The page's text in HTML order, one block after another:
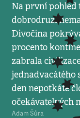
Na první pohled
dobrodruzi
Divočina
procento
zabrala
jednadvacátého
den nepotkáte
očekávatelných
Adam Šůra